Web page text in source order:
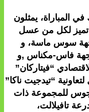
مشارك في المباراة، يمثلون
تم منح 7 جوائز تميز لكل من عسل
بجهة سوس ماسة، و
بجهة فاس-مكناس ,و
“فيتاركان”
“تيدجيت ناكا”
للمجموعة ذات
تافيلالت،